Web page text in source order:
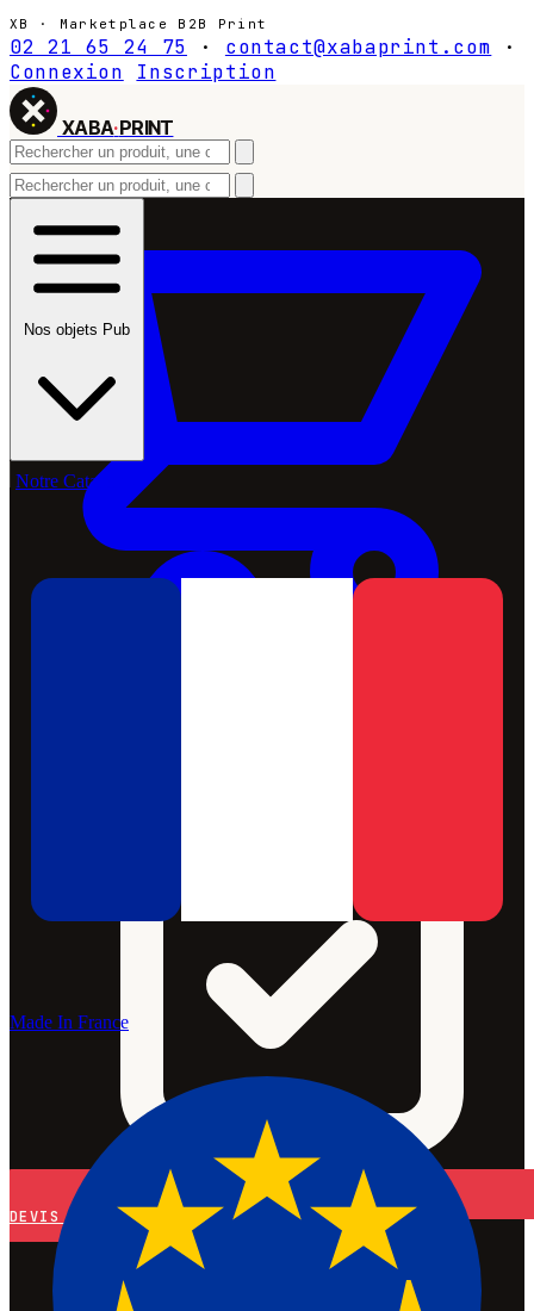
XB · Marketplace B2B Print
02 21 65 24 75 · contact@xabaprint.com
·
Connexion
Inscription
XABA·PRINT
DEVIS
Nos objets Pub
Notre Catalogue
Made In France